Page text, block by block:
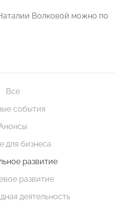
Волковой можно по
Все
события
для бизнеса
развитие
развитие
деятельность